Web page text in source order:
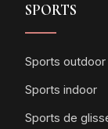
SPORTS
Sports outdoor
Sports indoor
Sports de